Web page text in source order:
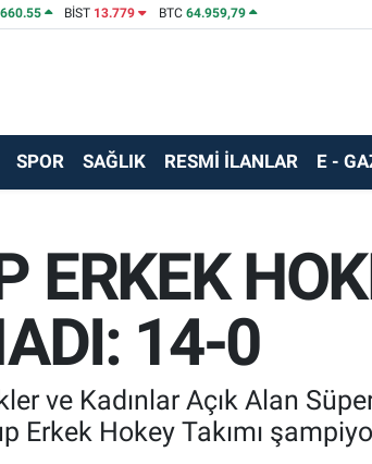
BİST 13.779 BTC 64.959,79
SPOR SAĞLIK RESMİ İLANLAR E -
ERKEK
14-0
ve Kadınlar Açık Alan
Erkek Hokey Takımı